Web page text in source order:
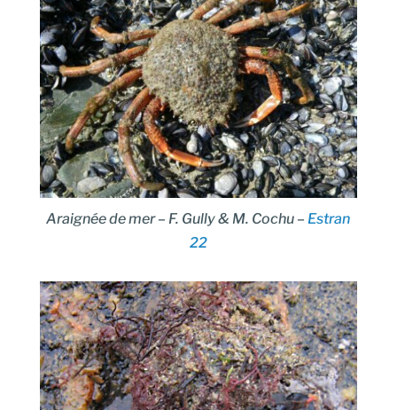
Araignée de mer – F. Gully & M. Cochu – Estran
22